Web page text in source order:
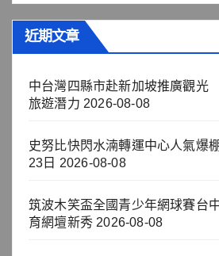
近期文章
中台灣四縣市赴新加坡推廣觀光
旅遊潛力 2026-08-08
史努比快閃水湳轉運中心人氣爆
23日 2026-08-08
筑波木笑盃全國青少年網球賽台
育網壇新秀 2026-08-08